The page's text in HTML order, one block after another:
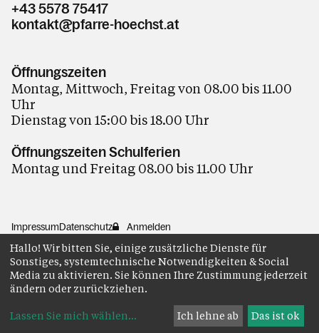
+43 5578 75417
kontakt@pfarre-hoechst.at
Öffnungszeiten
Montag, Mittwoch, Freitag von 08.00 bis 11.00
Uhr
Dienstag von 15:00 bis 18.00 Uhr
Öffnungszeiten Schulferien
Montag und Freitag 08.00 bis 11.00 Uhr
ImpressumDatenschutz Anmelden
Hallo! Wir bitten Sie, einige zusätzliche Dienste für
Sonstiges, systemtechnische Notwendigkeiten & Social
Media zu aktivieren. Sie können Ihre Zustimmung jederzeit
ändern oder zurückziehen.
Lassen Sie mich wählen... Ich lehne ab Das ist ok